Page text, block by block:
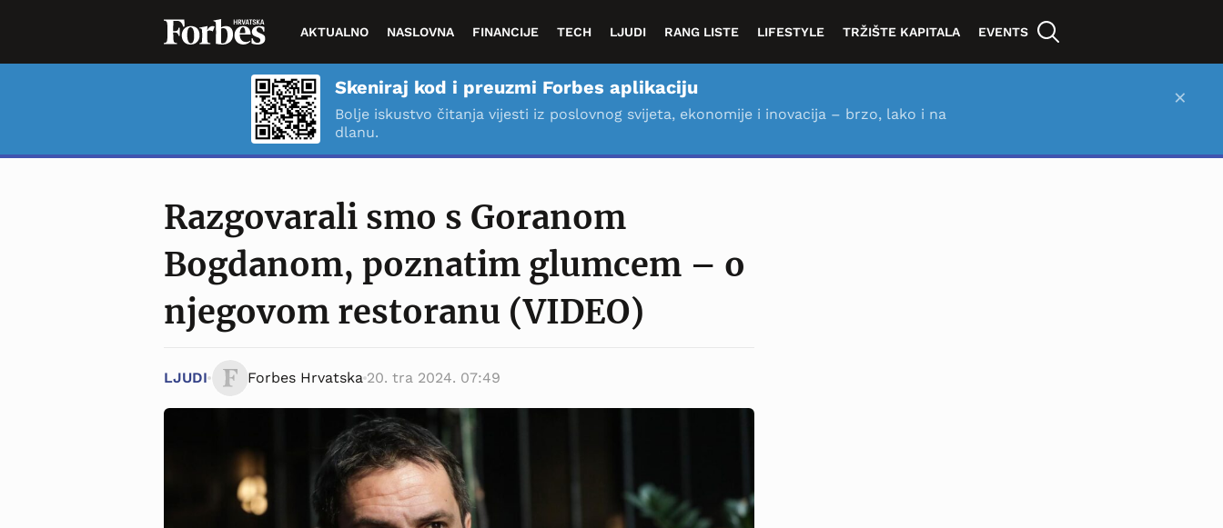
AKTUALNO NASLOVNA FINANCIJE TECH LJUDI RANG LISTE LIFESTYLE TRŽIŠTE KAPITALA EVENTS
Skeniraj kod i preuzmi Forbes aplikaciju
Bolje iskustvo čitanja vijesti iz poslovnog svijeta, ekonomije i inovacija – brzo, lako i na
dlanu.
×
Razgovarali smo s Goranom
Bogdanom, poznatim glumcem – o
njegovom restoranu (VIDEO)
LJUDI Forbes Hrvatska 20. tra 2024. 07:49